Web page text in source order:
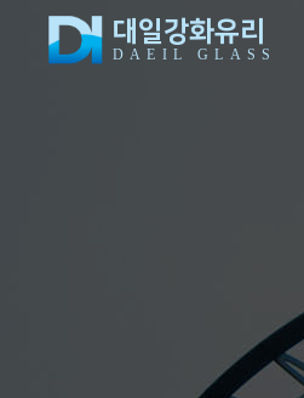
대일강화유리
DAEIL GLASS